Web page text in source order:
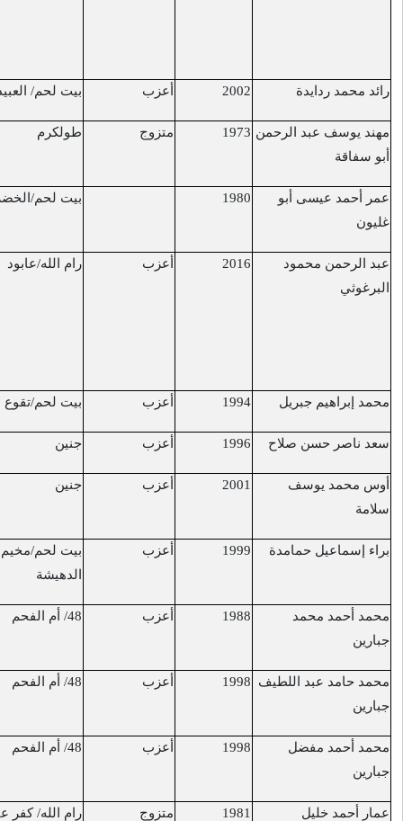
أعزب بيت لحم/ العبيدية حاجز "الكونتينر" 22/5/2017
متزوج طولكرم 25/5/2017
بيت لحم/الخضر 7/7/2017
أعزب رام الله/عابود
مستشفى "هداسا"
7/7/2017
أعزب بيت لحم/تقوع مدخل بلدة تقوع 10/7/2017
أعزب جنين مخيم جنين 12/7/2017
أعزب جنين مخيم جنين 12/7/2017
أعزب
بيت لحم/مخيم
مخيم الدهيشة 14/7/2017
أعزب 48/ أم الفحم
القدس/ باحات
14/7/2017
أعزب 48/ أم الفحم
القدس/ باحات
14/7/2017
أعزب 48/ أم الفحم
القدس/ باحات
14/7/2017
متزوج رام الله/ كفر عين النبي صالح 16/7/2017